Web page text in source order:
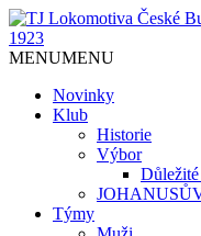
TJ
Budějovice
Založeno
Jediný
MENUMENU
Novinky
Klub
Historie
Výbor
Týmy